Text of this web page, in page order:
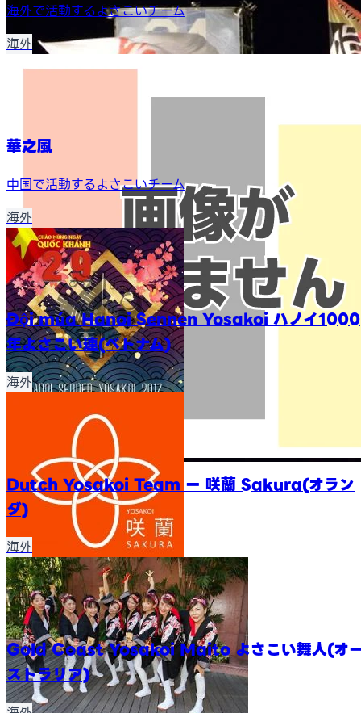
海外で活動するよさこいチーム
海外
華之風
中国で活動するよさこいチーム
海外
Đội múa Hanoi Sennen Yosakoi ハノイ1000
年よさこい連(ベトナム)
海外
Dutch Yosakoi Team ー 咲蘭 Sakura(オラン
ダ)
海外
Gold Coast Yosakoi Maito よさこい舞人(オ
ストラリア)